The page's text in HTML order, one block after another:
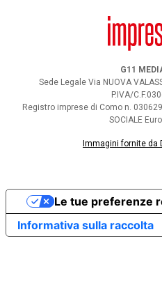
G11
Sede Legale Via NUOVA
P.IVA/
Registro imprese di Como n.
SOCIALE
Immagini fornite da
Informativa sulla raccolta
Le tue preferenze